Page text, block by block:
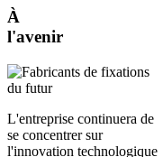
À
l'avenir
L'entreprise continuera de
se concentrer sur
l'innovation technologique